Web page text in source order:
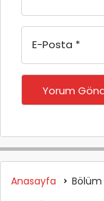
E-Posta *
Yorum
Anasayfa Bölüm